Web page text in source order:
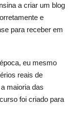
a criar um blog
e
para receber em
eu mesmo
reais de
maioria das
foi criado para